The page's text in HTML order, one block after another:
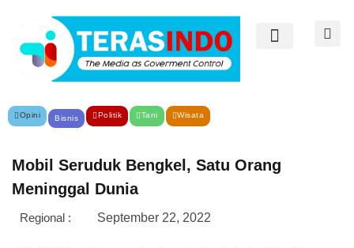
Opini Bisnis Politik Tani Wisata
Mobil Seruduk Bengkel, Satu Orang
Meninggal Dunia
Regional : September 22, 2022